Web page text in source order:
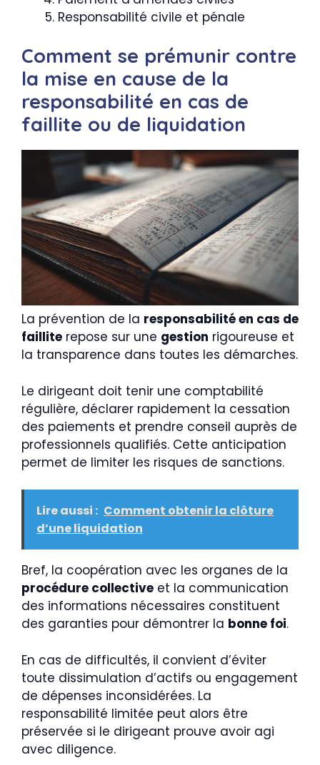
Responsabilité civile et pénale
Comment se prémunir contre
la mise en cause de la
responsabilité en cas de
faillite ou de liquidation
La prévention de la responsabilité en cas de
faillite repose sur une gestion rigoureuse et
la transparence dans toutes les démarches.
Le dirigeant doit tenir une comptabilité
régulière, déclarer rapidement la cessation
des paiements et prendre conseil auprès de
professionnels qualifiés. Cette anticipation
permet de limiter les risques de sanctions.
Lire aussi : Comment obtenir la clôture
d’une liquidation
Bref, la coopération avec les organes de la
procédure collective et la communication
des informations nécessaires constituent
des garanties pour démontrer la bonne foi.
En cas de difficultés, il convient d’éviter
toute dissimulation d’actifs ou engagement
de dépenses inconsidérées. La
responsabilité limitée peut alors être
préservée si le dirigeant prouve avoir agi
avec diligence.